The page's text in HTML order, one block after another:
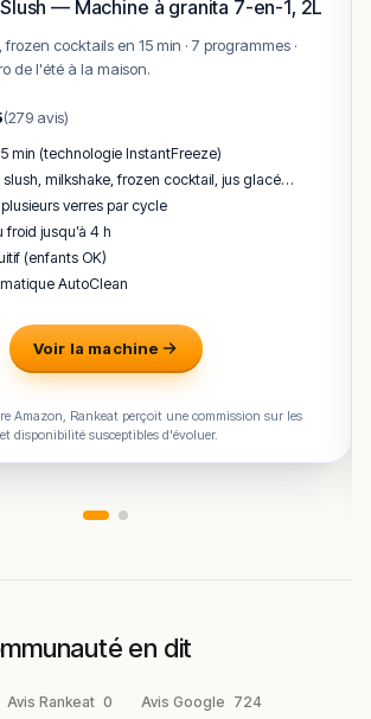
face à la mer ?
s’inscrit comme une bonne adresse à
les tables de La Grande-Motte, avec
propre et son savoir-faire reconnu.
séduire tant les habitués grand-mottois
de passage en quête d’une expérience
dans la culture méditerranéenne et
le travail des produits de
chaleureux propre au Sud, autant
Les amateurs de vins régionaux
Saint-Chinian).
ou un dîner partagé, dans un cadre
l’art de vivre grand-mottois qui mêle
Balladur.
— Machine à granita 7-en-1, 2L
de l'été à la maison.
(279 avis)
min (technologie InstantFreeze)
slush, milkshake, frozen cocktail, jus glacé…
verres par cycle
froid jusqu’à 4 h
(enfants OK)
AutoClean
Voir la machine
Amazon, Rankeat perçoit une commission sur les
disponibilité susceptibles d'évoluer.
en dit
Avis Rankeat 0 Avis Google 724